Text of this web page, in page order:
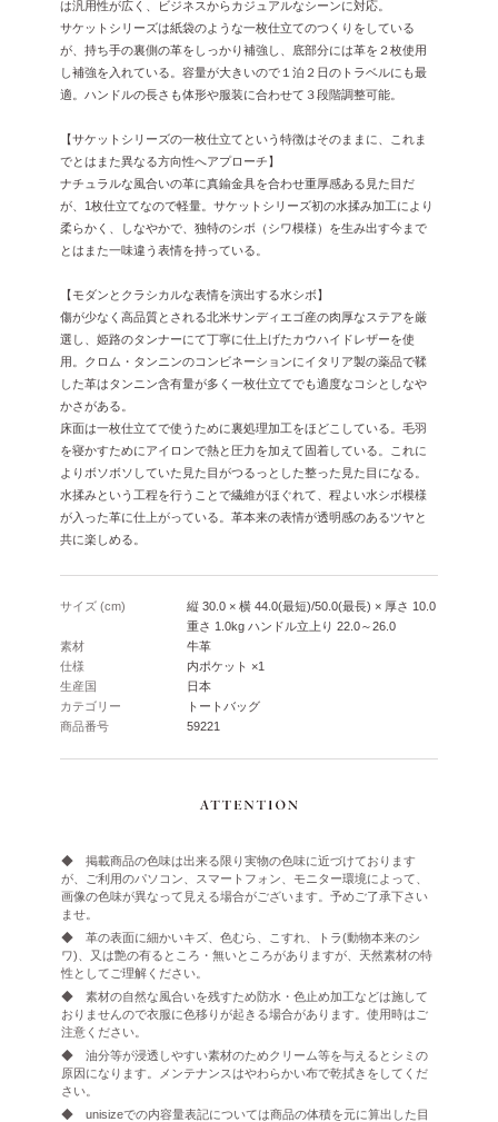
は汎用性が広く、ビジネスからカジュアルなシーンに対応。
サケットシリーズは紙袋のような一枚仕立てのつくりをしている
が、持ち手の裏側の革をしっかり補強し、底部分には革を２枚使用
し補強を入れている。容量が大きいので１泊２日のトラベルにも最
適。ハンドルの長さも体形や服装に合わせて３段階調整可能。
【サケットシリーズの一枚仕立てという特徴はそのままに、これま
でとはまた異なる方向性へアプローチ】
ナチュラルな風合いの革に真鍮金具を合わせ重厚感ある見た目だ
が、1枚仕立てなので軽量。サケットシリーズ初の水揉み加工により
柔らかく、しなやかで、独特のシボ（シワ模様）を生み出す今まで
とはまた一味違う表情を持っている。
【モダンとクラシカルな表情を演出する水シボ】
傷が少なく高品質とされる北米サンディエゴ産の肉厚なステアを厳
選し、姫路のタンナーにて丁寧に仕上げたカウハイドレザーを使
用。クロム・タンニンのコンビネーションにイタリア製の薬品で鞣
した革はタンニン含有量が多く一枚仕立てでも適度なコシとしなや
かさがある。
床面は一枚仕立てで使うために裏処理加工をほどこしている。毛羽
を寝かすためにアイロンで熱と圧力を加えて固着している。これに
よりボソボソしていた見た目がつるっとした整った見た目になる。
水揉みという工程を行うことで繊維がほぐれて、程よい水シボ模様
が入った革に仕上がっている。革本来の表情が透明感のあるツヤと
共に楽しめる。
サイズ (cm)
縦 30.0 × 横 44.0(最短)/50.0(最長) × 厚さ 10.0
重さ 1.0kg ハンドル立上り 22.0～26.0
素材
牛革
仕様
内ポケット ×1
生産国
日本
カテゴリー
トートバッグ
商品番号
59221
◆ 掲載商品の色味は出来る限り実物の色味に近づけております
が、ご利用のパソコン、スマートフォン、モニター環境によって、
画像の色味が異なって見える場合がございます。予めご了承下さい
ませ。
◆ 革の表面に細かいキズ、色むら、こすれ、トラ(動物本来のシ
ワ)、又は艶の有るところ・無いところがありますが、天然素材の特
性としてご理解ください。
◆ 素材の自然な風合いを残すため防水・色止め加工などは施して
おりませんので衣服に色移りが起きる場合があります。使用時はご
注意ください。
◆ 油分等が浸透しやすい素材のためクリーム等を与えるとシミの
原因になります。メンテナンスはやわらかい布で乾拭きをしてくだ
さい。
◆ unisizeでの内容量表記については商品の体積を元に算出した目